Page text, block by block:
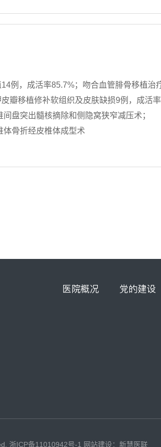
例，成活率85.7%；吻合血管腓骨移植治
瓣移植修补软组织及皮肤缺损9例，成活率
盘突出髓核摘除和侧隐窝狭窄减压术；
体骨折经皮椎体成型术
医院概况 党的建设
浙ICP备11010942号-1 网站建设：新慧医联